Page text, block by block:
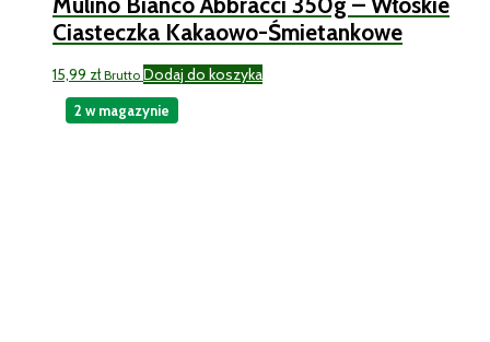
Ciasteczka Kakaowo-Śmietankowe
15,99 zł Brutto Dodaj do koszyka
2 w magazynie